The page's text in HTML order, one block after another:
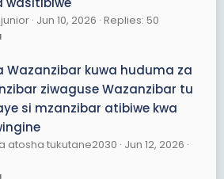
Jun 10, 2026 Replies: 50
Wazanzibar kuwa huduma za
ziwaguse Wazanzibar tu
si mzanzibar atibiwe kwa
atosha tukutane2030 Jun 12, 2026